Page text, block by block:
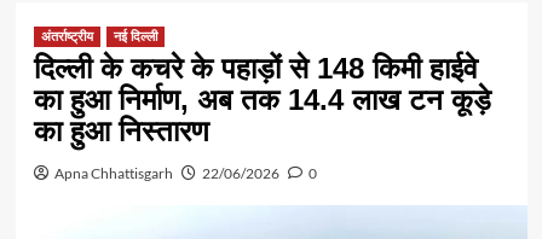
अंतर्राष्ट्रीय नई दिल्ली
दिल्ली के कचरे के पहाड़ों से 148 किमी हाईवे
का हुआ निर्माण, अब तक 14.4 लाख टन कूड़े
का हुआ निस्तारण
Apna Chhattisgarh 22/06/2026 0